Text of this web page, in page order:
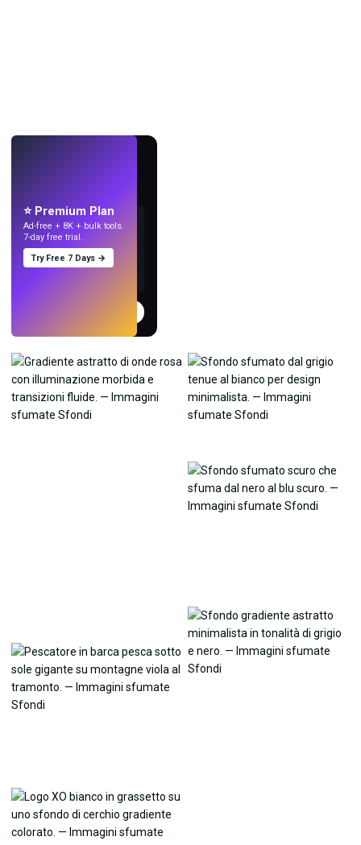
Prova
⭐ Premium Plan
Ad-free + 8K + bulk tools.
7-day free trial.
Try Free 7 Days →